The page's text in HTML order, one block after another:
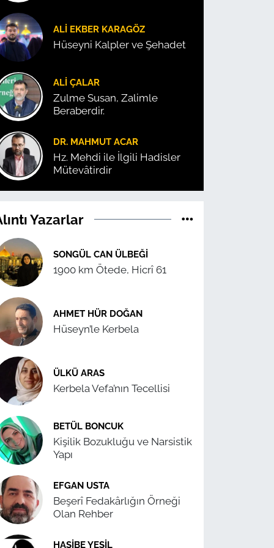
ALI EKBER KARAGÖZ
Hüseyni Kalpler ve Şehadet
ALI ÇALAR
Zulme Susan, Zalimle
Beraberdir.
DR. MAHMUT ACAR
Hz. Mehdi ile İlgili Hadisler
Mütevâtirdir
Yazarlar
SONGÜL CAN ÜLBEĞI
1900 km Ötede, Hicrî 61
AHMET HÜR DOĞAN
Hüseyn’le Kerbela
ÜLKÜ ARAS
Kerbela Vefa’nın Tecellisi
BETÜL BONCUK
Kişilik Bozukluğu ve Narsistik
Yapı
EFGAN USTA
Beşerî Fedakârlığın Örneği
Olan Rehber
HASIBE YEŞIL